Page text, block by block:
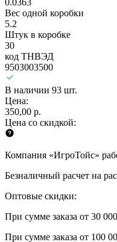
Вес одной коробки
5.2
Штук в коробке
30
код ТНВЭД
9503003500
В наличии 93 шт.
Цена:
350,00 р.
Цена со скидкой:
Компания «ИгроТойс»
Безналичный расчет на
Оптовые скидки:
При сумме заказа от 30
При сумме заказа от 100